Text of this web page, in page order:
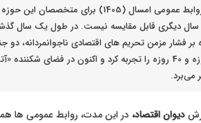
روز روابط عمومی امسال (1405) برای متخصصان
دیگری قابل مقایسه نیست. در طول یک سال
بر فشار مزمن تحریم های اقتصادی ناجوانمردانه،
12 روزه و 40 روزه را تجربه کرد و اکنون در فضای
می‌برد.
دیوان اقتصاد، در این مدت، روابط عمومی ها